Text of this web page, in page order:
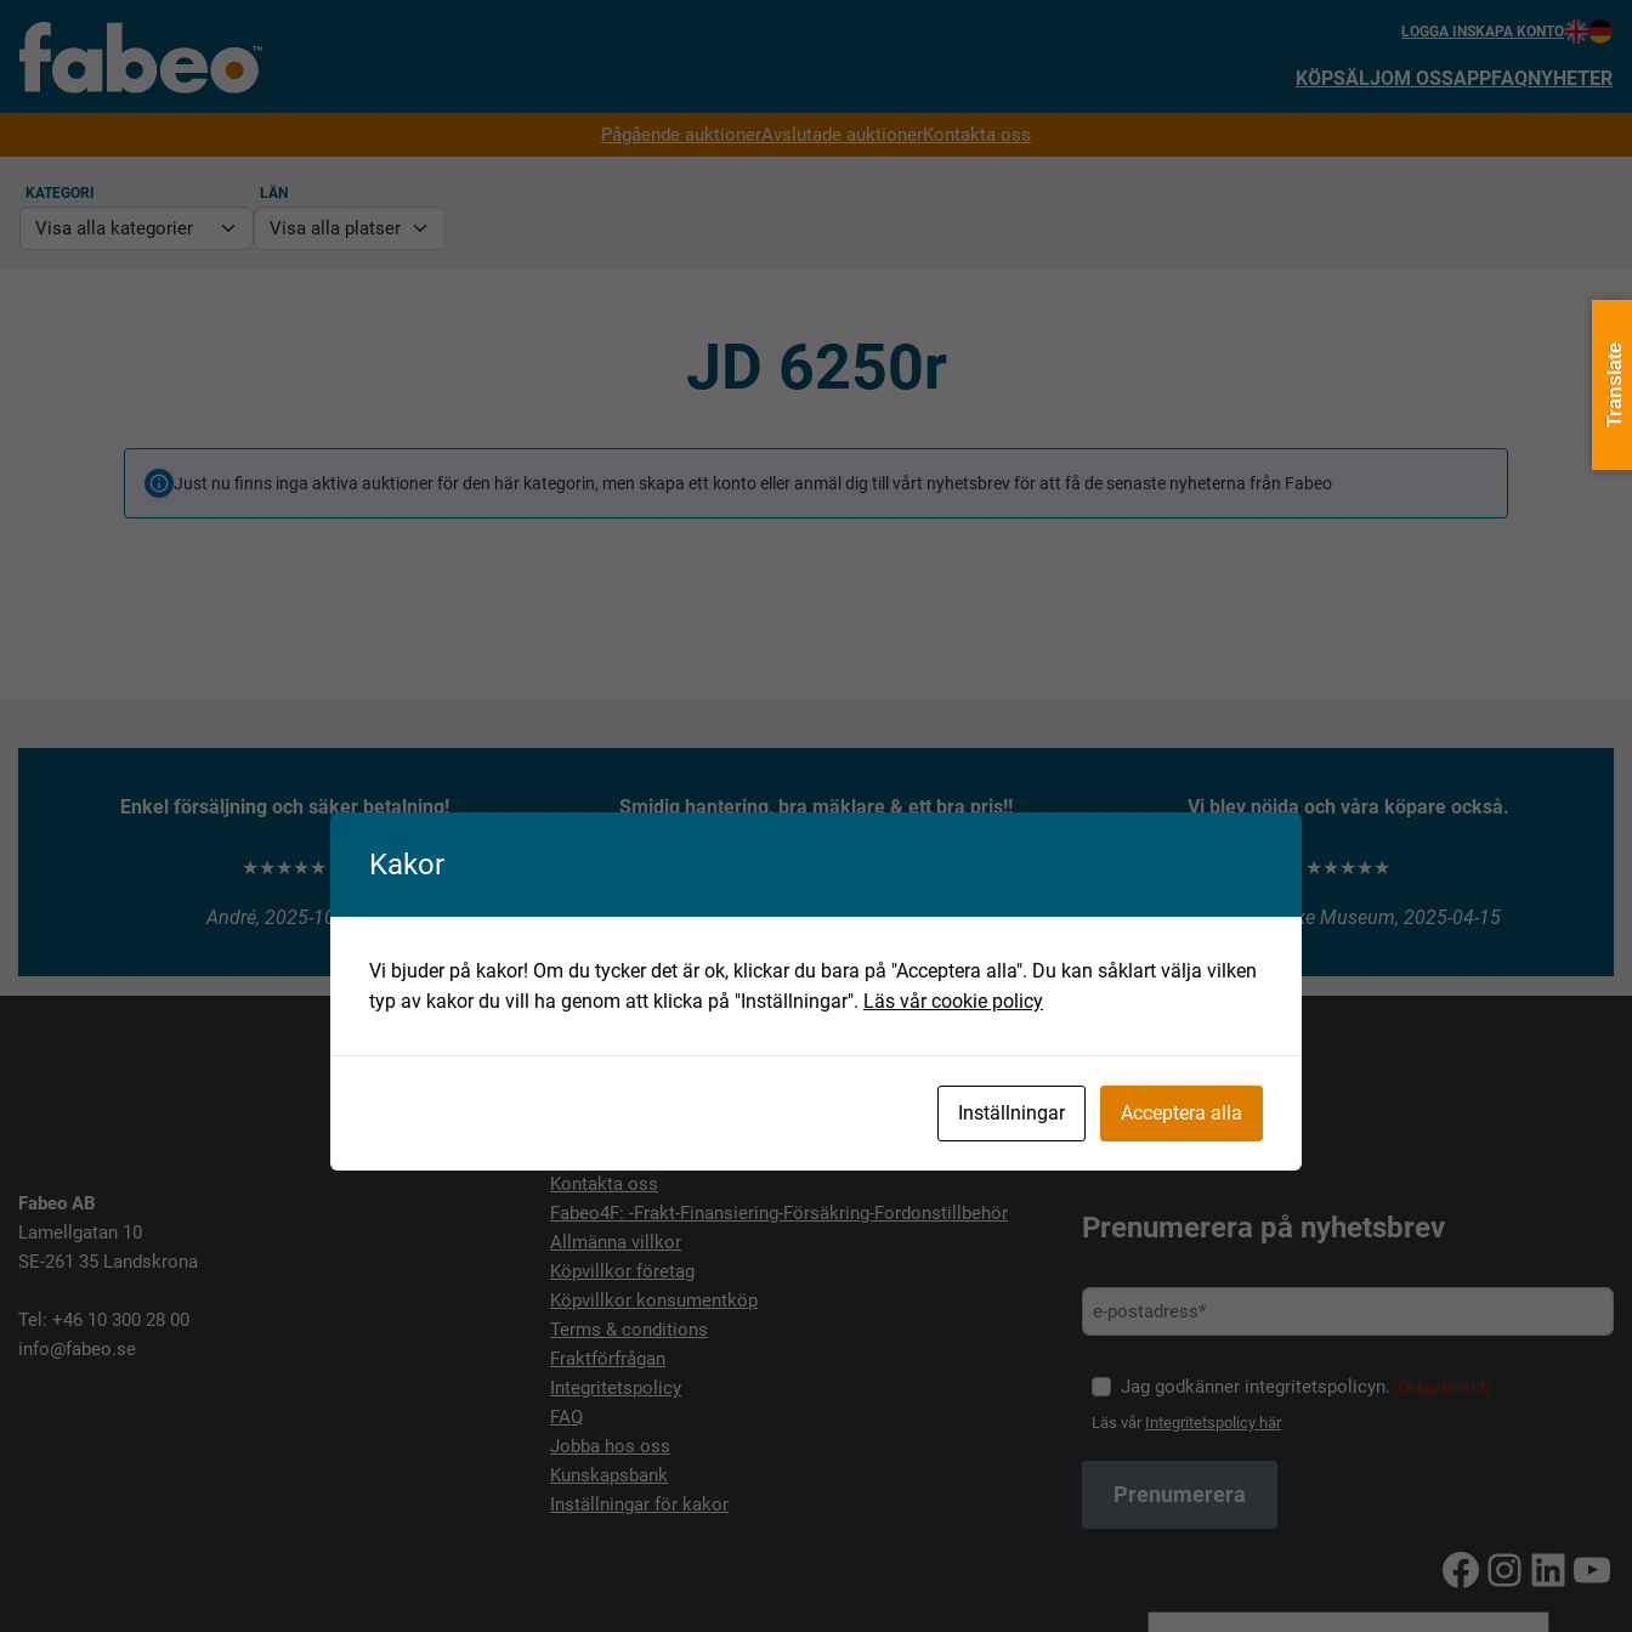
LOGGA INSKAPA KONTO
KÖPSÄLJOM OSSAPPFAQNYHETER
Pågående auktionerAvslutade auktionerKontakta oss
KATEGORI LÄN
JD 6250r
Just nu finns inga aktiva auktioner för den här kategorin, men skapa ett konto eller anmäl dig till vårt nyhetsbrev för att få de senaste nyheterna från Fabeo
Enkel försäljning och säker betalning!
★★★★★
André, 2025-10-10
Smidig hantering, bra mäklare & ett bra pris!!
Jan, 2025-10-02
Vi blev nöjda och våra köpare också.
★★★★★
Henry Vitlycke Museum, 2025-04-15
Fabeo AB
Lamellgatan 10
SE-261 35 Landskrona
Tel: +46 10 300 28 00
info@fabeo.se
Kontakta oss
Fabeo4F: -Frakt-Finansiering-Försäkring-Fordonstillbehör
Allmänna villkor
Köpvillkor företag
Köpvillkor konsumentköp
Terms & conditions
Fraktförfrågan
Integritetspolicy
FAQ
Jobba hos oss
Kunskapsbank
Inställningar för kakor
Prenumerera på nyhetsbrev
Jag godkänner integritetspolicyn. (Obligatoriskt)
Läs vår Integritetspolicy här
Facebook
Kakor
Vi bjuder på kakor! Om du tycker det är ok, klickar du bara på "Acceptera alla". Du kan såklart välja vilken
typ av kakor du vill ha genom att klicka på "Inställningar". Läs vår cookie policy
Inställningar Acceptera alla
Translate